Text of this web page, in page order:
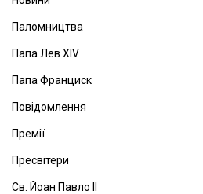
Паломництва
Папа Лев ХІV
Папа Франциск
Повідомлення
Премії
Пресвітери
Св. Йоан Павло ІІ